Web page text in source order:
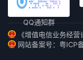
QQ通知群
《增值电信业务经
网站备案号：粤ICP